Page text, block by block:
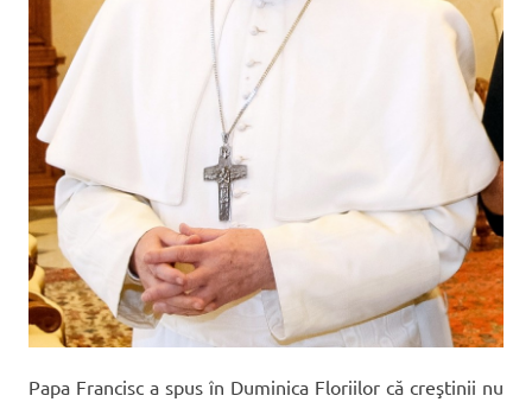
Papa Francisc a spus în Duminica Floriilor că creştinii nu